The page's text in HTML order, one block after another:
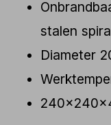
stalen
Diameter